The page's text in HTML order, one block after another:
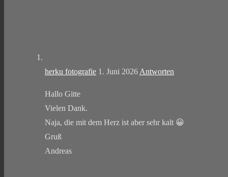
herku fotografie 1. Juni 2026 Antworten
Hallo Gitte
Vielen Dank.
Naja, die mit dem Herz ist aber sehr kalt 😀
Gruß
Andreas